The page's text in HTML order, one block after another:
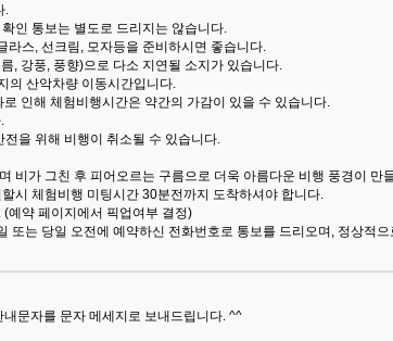
인 통보는 별도로 드리지는 않습니다.
스, 선크림, 모자등을 준비하시면 좋습니다.
, 강풍, 풍향)으로 다소 지연될 소지가 있습니다.
의 산악차량 이동시간입니다.
인해 체험비행시간은 약간의 가감이 있을 수 있습니다.
을 위해 비행이 취소될 수 있습니다.
비가 그친 후 피어오르는 구름으로 더욱 아름다운 비행 풍경이 만
시 체험비행 미팅시간 30분전까지 도착하셔야 합니다.
예약 페이지에서 픽업여부 결정)
는 당일 오전에 예약하신 전화번호로 통보를 드리오며, 정상적
문자를 문자 메세지로 보내드립니다. ^^